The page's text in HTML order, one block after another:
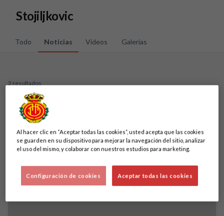
Stojiljkovic
Todo Noticias Vídeos Galerías
2 resultados
Al hacer clic en “Aceptar todas las cookies”, usted acepta que las cookies
se guarden en su dispositivo para mejorar la navegación del sitio, analizar
el uso del mismo, y colaborar con nuestros estudios para marketing.
Aceptar todas las cookies
Configuración de cookies